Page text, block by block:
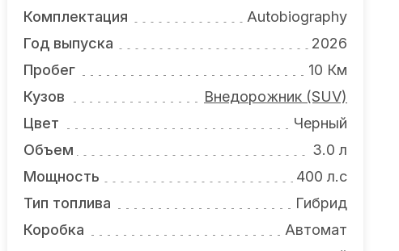
Комплектация
Autobiography
Год выпуска
2026
Пробег
10 Км
Кузов
Внедорожник (SUV)
Цвет
Черный
Объем
3.0 л
Мощность
400 л.с
Тип топлива
Гибрид
Коробка
Автомат